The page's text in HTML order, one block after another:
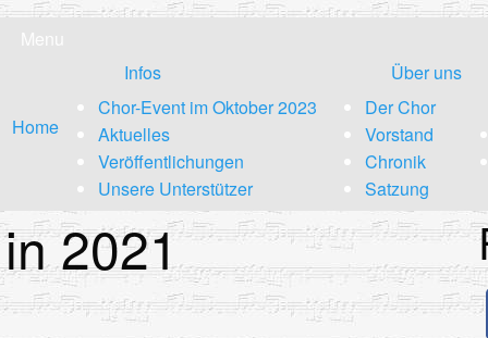
Menu
Home
Infos
Chor-Event im Oktober 2023
Aktuelles
Veröffentlichungen
Unsere Unterstützer
Über uns
Der Chor
Vorstand
Chronik
Satzung
2021